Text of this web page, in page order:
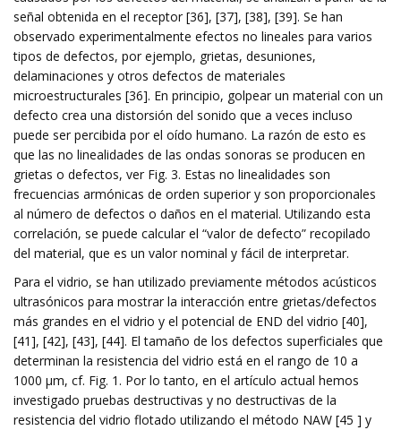
señal obtenida en el receptor [36], [37], [38], [39]. Se han
observado experimentalmente efectos no lineales para varios
tipos de defectos, por ejemplo, grietas, desuniones,
delaminaciones y otros defectos de materiales
microestructurales [36]. En principio, golpear un material con un
defecto crea una distorsión del sonido que a veces incluso
puede ser percibida por el oído humano. La razón de esto es
que las no linealidades de las ondas sonoras se producen en
grietas o defectos, ver Fig. 3. Estas no linealidades son
frecuencias armónicas de orden superior y son proporcionales
al número de defectos o daños en el material. Utilizando esta
correlación, se puede calcular el “valor de defecto” recopilado
del material, que es un valor nominal y fácil de interpretar.
Para el vidrio, se han utilizado previamente métodos acústicos
ultrasónicos para mostrar la interacción entre grietas/defectos
más grandes en el vidrio y el potencial de END del vidrio [40],
[41], [42], [43], [44]. El tamaño de los defectos superficiales que
determinan la resistencia del vidrio está en el rango de 10 a
1000 µm, cf. Fig. 1. Por lo tanto, en el artículo actual hemos
investigado pruebas destructivas y no destructivas de la
resistencia del vidrio flotado utilizando el método NAW [45 ] y